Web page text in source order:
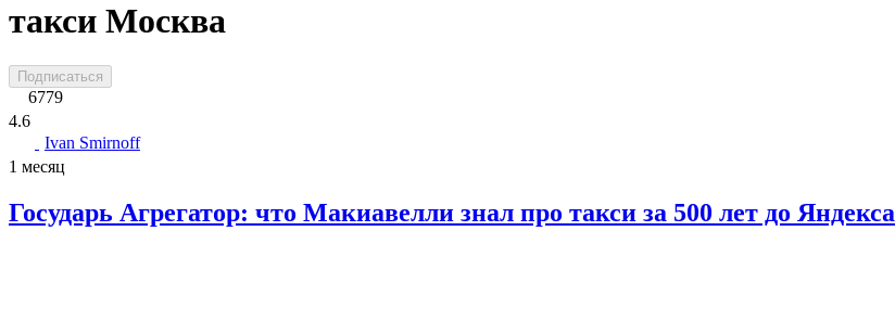
такси Москва
Подписаться
6779
4.6
Ivan Smirnoff
1 месяц
Государь Агрегатор: что Макиавелли знал про такси за 500 лет до Яндекса